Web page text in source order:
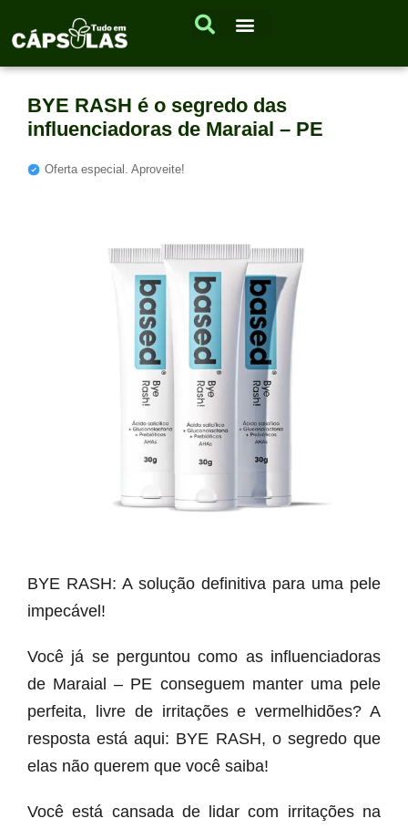
BYE RASH é o segredo das
influenciadoras de Maraial – PE
Oferta especial. Aproveite!
BYE RASH: A solução definitiva para uma pele
impecável!
Você já se perguntou como as influenciadoras
de Maraial – PE conseguem manter uma pele
perfeita, livre de irritações e vermelhidões? A
resposta está aqui: BYE RASH, o segredo que
elas não querem que você saiba!
Você está cansada de lidar com irritações na